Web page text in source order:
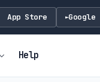
App Store ►Google
Help